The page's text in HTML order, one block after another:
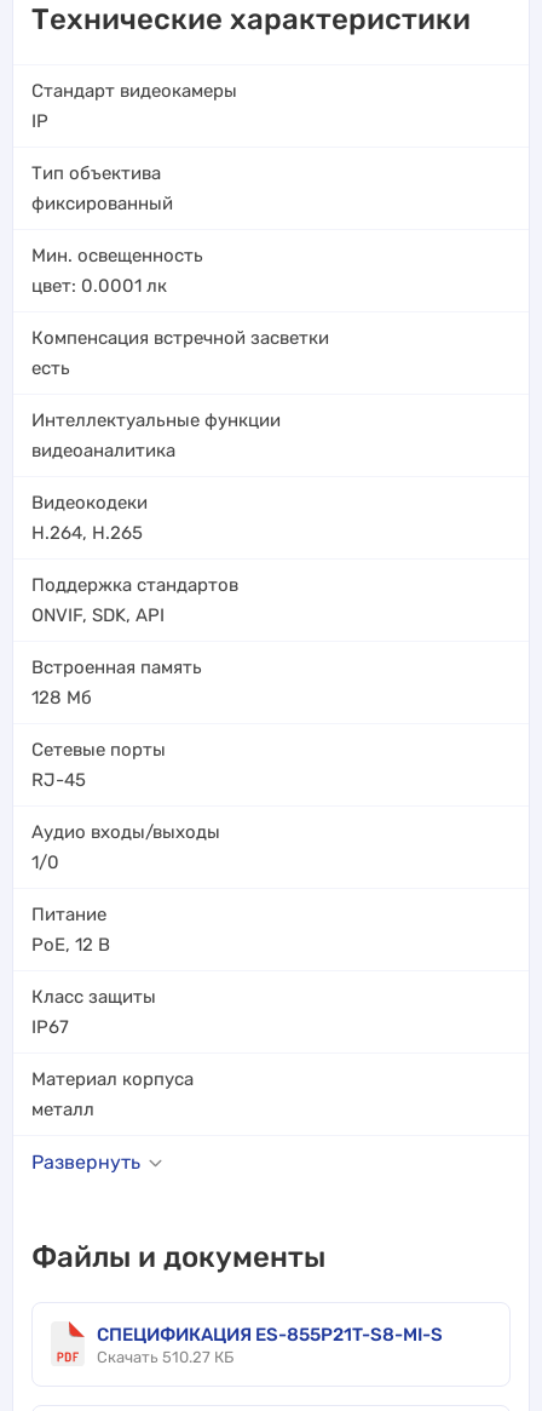
Технические характеристики
Стандарт видеокамеры
IP
Тип объектива
фиксированный
Мин. освещенность
цвет: 0.0001 лк
Компенсация встречной засветки
есть
Интеллектуальные функции
видеоаналитика
Видеокодеки
H.264, H.265
Поддержка стандартов
ONVIF, SDK, API
Встроенная память
128 Мб
Сетевые порты
RJ-45
Аудио входы/выходы
1/0
Питание
PoE, 12 В
Класс защиты
IP67
Материал корпуса
металл
Развернуть
Файлы и документы
СПЕЦИФИКАЦИЯ ES-855P21T-S8-MI-S
Скачать 510.27 КБ